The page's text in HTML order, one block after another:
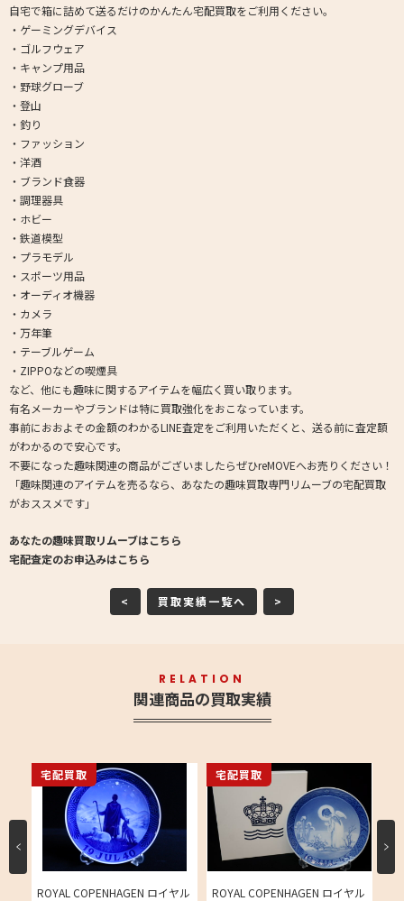
自宅で箱に詰めて送るだけのかんたん宅配買取をご利用ください。
・ゲーミングデバイス
・ゴルフウェア
・キャンプ用品
・野球グローブ
・登山
・釣り
・ファッション
・洋酒
・ブランド食器
・調理器具
・ホビー
・鉄道模型
・プラモデル
・スポーツ用品
・オーディオ機器
・カメラ
・万年筆
・テーブルゲーム
・ZIPPOなどの喫煙具
など、他にも趣味に関するアイテムを幅広く買い取ります。
有名メーカーやブランドは特に買取強化をおこなっています。
事前におおよその金額のわかるLINE査定をご利用いただくと、送る前に査定額
がわかるので安心です。
不要になった趣味関連の商品がございましたらぜひreMOVEへお売りください！
「趣味関連のアイテムを売るなら、あなたの趣味買取専門リムーブの宅配買取
がおススメです」
あなたの趣味買取リムーブはこちら
宅配査定のお申込みはこちら
< 買取実績一覧へ >
RELATION
関連商品の買取実績
ROYAL COPENHAGEN ロイヤル
宅配買取
ROYAL COPENHAGEN ロイヤル
宅配買取